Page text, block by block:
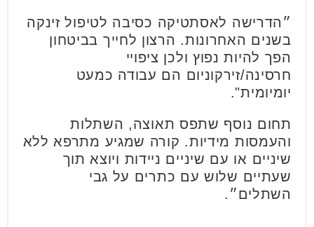
״הדרישה לאסתטיקה כסיבה לטיפול זינקה
בשנים האחרונות. הרצון לחייך בביטחון
הפך להיות נפוץ ולכן ציפויי
חרסינה/זירקוניום הם עבודה כמעט
יומיומית".
תחום נוסף שתפס תאוצה, השתלות
והעמסות מידיות. קורה שמגיע מתרפא ללא
שיניים או עם שיניים ניידות ויוצא תוך
שעתיים שלוש עם כתרים על גבי
השתלים״.